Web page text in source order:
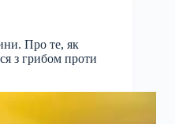
Про те, як
з грибом проти